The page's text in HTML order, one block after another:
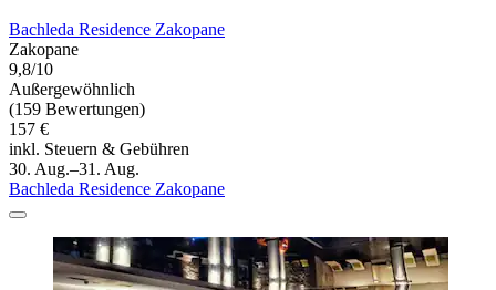
Bachleda Residence Zakopane
Zakopane
9,8/10
Außergewöhnlich
(159 Bewertungen)
157 €
inkl. Steuern & Gebühren
30. Aug.–31. Aug.
Bachleda Residence Zakopane